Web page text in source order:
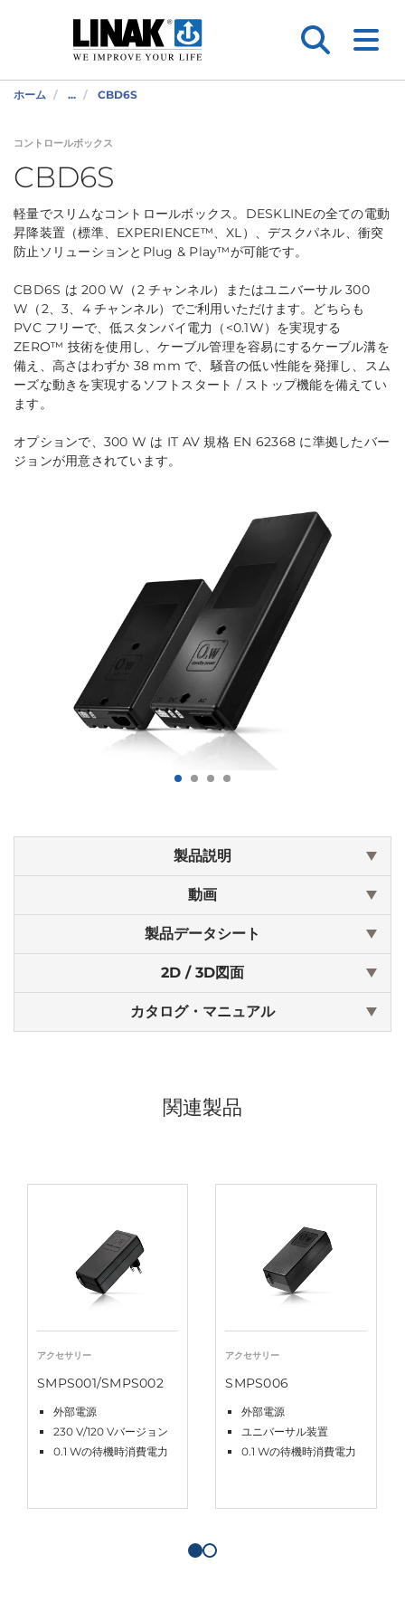
ホーム ... CBD6S
コントロールボックス
CBD6S
軽量でスリムなコントロールボックス。DESKLINEの全ての電動
昇降装置（標準、EXPERIENCE™、XL）、デスクパネル、衝突
防止ソリューションとPlug & Play™が可能です。
CBD6S は 200 W（2 チャンネル）またはユニバーサル 300
W（2、3、4 チャンネル）でご利用いただけます。どちらも
PVC フリーで、低スタンバイ電力（<0.1W）を実現する
ZERO™ 技術を使用し、ケーブル管理を容易にするケーブル溝を
備え、高さはわずか 38 mm で、騒音の低い性能を発揮し、スム
ーズな動きを実現するソフトスタート / ストップ機能を備えてい
ます。
オプションで、300 W は IT AV 規格 EN 62368 に準拠したバー
ジョンが用意されています。
製品説明
動画
製品データシート
2D / 3D図面
カタログ・マニュアル
関連製品
アクセサリー
SMPS001/SMPS002
外部電源
230 V/120 Vバージョン
0.1 Wの待機時消費電力
アクセサリー
SMPS006
外部電源
ユニバーサル装置
0.1 Wの待機時消費電力